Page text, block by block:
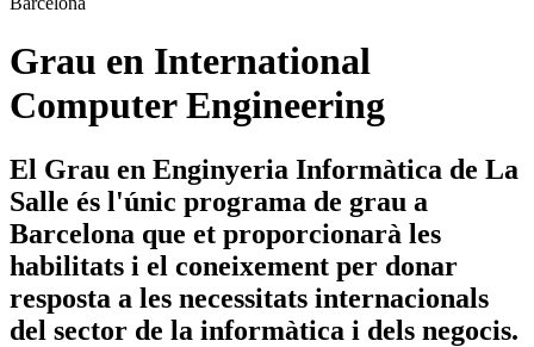
Grau en International
Computer Engineering
El Grau en Enginyeria Informàtica de La
Salle és l'únic programa de grau a
Barcelona que et proporcionarà les
habilitats i el coneixement per donar
resposta a les necessitats internacionals
del sector de la informàtica i dels negocis.